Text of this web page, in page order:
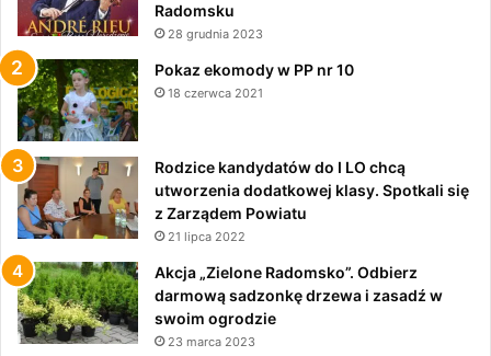
Radomsku
28 grudnia 2023
Pokaz ekomody w PP nr 10
18 czerwca 2021
Rodzice kandydatów do I LO chcą
utworzenia dodatkowej klasy. Spotkali się
z Zarządem Powiatu
21 lipca 2022
Akcja „Zielone Radomsko”. Odbierz
darmową sadzonkę drzewa i zasadź w
swoim ogrodzie
23 marca 2023